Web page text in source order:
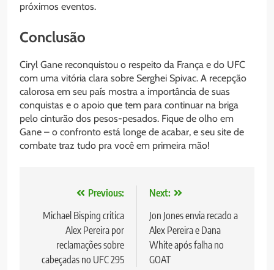
próximos eventos.
Conclusão
Ciryl Gane reconquistou o respeito da França e do UFC
com uma vitória clara sobre Serghei Spivac. A recepção
calorosa em seu país mostra a importância de suas
conquistas e o apoio que tem para continuar na briga
pelo cinturão dos pesos-pesados. Fique de olho em
Gane – o confronto está longe de acabar, e seu site de
combate traz tudo pra você em primeira mão!
Navegação
de
Post
Previous:
Michael Bisping critica
Alex Pereira por
reclamações sobre
cabeçadas no UFC 295
Next:
Jon Jones envia recado a
Alex Pereira e Dana
White após falha no
GOAT